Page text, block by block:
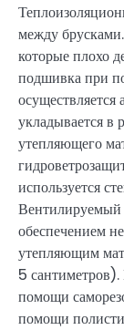
между
которые плохо
подшивка при
укладывается в
утепляющего
используется
Вентилируемый
обеспечением
утепляющим
5 сантиметров).
помощи
помощи